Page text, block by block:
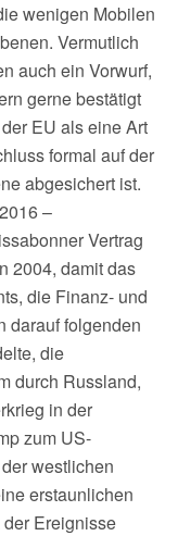
wenigen Mobilen
Vermutlich
auch ein Vorwurf,
gerne bestätigt
EU als eine Art
formal auf der
abgesichert ist.
–
Vertrag
2004, damit das
die Finanz- und
darauf folgenden
die
durch Russland,
in der
zum US-
westlichen
erstaunlichen
Ereignisse